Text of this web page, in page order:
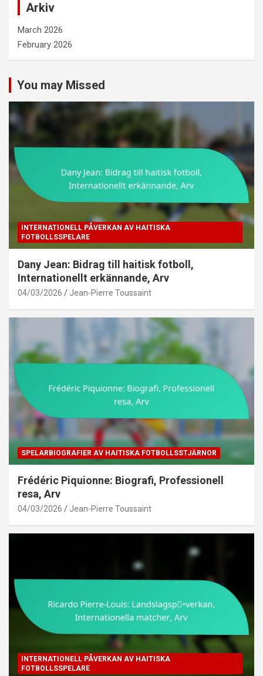
Arkiv
March 2026
February 2026
You may Missed
INTERNATIONELL PÅVERKAN AV HAITISKA
FOTBOLLSSPELARE
Dany Jean: Bidrag till haitisk fotboll,
Internationellt erkännande, Arv
04/03/2026 Jean-Pierre Toussaint
SPELARBIOGRAFIER AV HAITISKA FOTBOLLSSTJÄRNOR
Frédéric Piquionne: Biografi, Professionell
resa, Arv
04/03/2026 Jean-Pierre Toussaint
INTERNATIONELL PÅVERKAN AV HAITISKA
FOTBOLLSSPELARE